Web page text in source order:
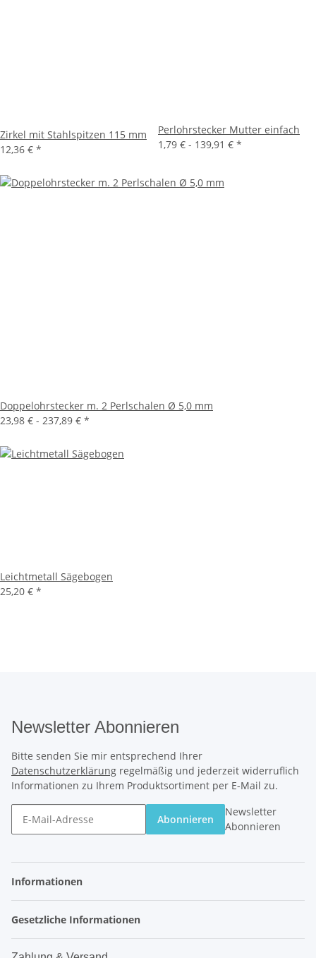
Zirkel mit Stahlspitzen 115 mm
12,36 € *
Perlohrstecker Mutter einfach
1,79 € - 139,91 € *
Doppelohrstecker m. 2 Perlschalen Ø 5,0 mm
23,98 € - 237,89 € *
Leichtmetall Sägebogen
25,20 € *
Newsletter Abonnieren
Bitte senden Sie mir entsprechend Ihrer
Datenschutzerklärung regelmäßig und jederzeit widerruflich
Informationen zu Ihrem Produktsortiment per E-Mail zu.
Abonnieren
Newsletter
Abonnieren
Informationen
Gesetzliche Informationen